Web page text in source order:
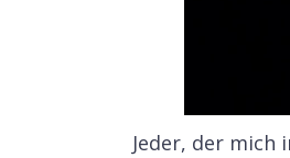
Jeder, der